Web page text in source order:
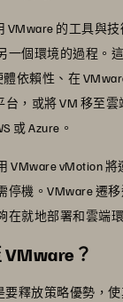
VMware 的工具與
一個環境的過程。
依賴性、在
台，或將 VM 移至
或 Azure。
VMware vMotion
停機。VMware 遷
在就地部署和雲端
？
要釋放策略優勢，